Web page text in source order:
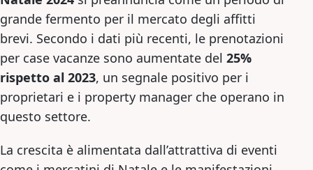
grande fermento per il mercato degli affitti
brevi. Secondo i dati più recenti, le prenotazioni
per case vacanze sono aumentate del 25%
rispetto al 2023, un segnale positivo per i
proprietari e i property manager che operano in
questo settore.
La crescita è alimentata dall’attrattiva di eventi